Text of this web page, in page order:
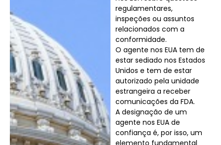
regulamentares,
inspeções ou assuntos
relacionados com a
conformidade.
O agente nos EUA tem de
estar sediado nos Estados
Unidos e tem de estar
autorizado pela unidade
estrangeira a receber
comunicações da FDA.
A designação de um
agente nos EUA de
confiança é, por isso, um
elemento fundamental